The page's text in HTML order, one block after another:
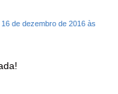
16 de dezembro de 2016 às